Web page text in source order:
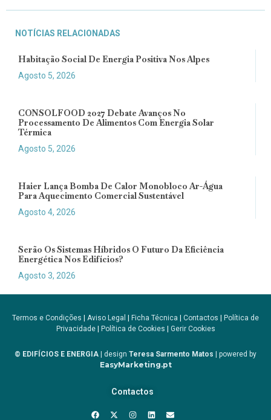
NOTÍCIAS RELACIONADAS
Habitação Social De Energia Positiva Nos Alpes
Agosto 5, 2026
CONSOLFOOD 2027 Debate Avanços No
Processamento De Alimentos Com Energia Solar
Térmica
Agosto 5, 2026
Haier Lança Bomba De Calor Monobloco Ar-Água
Para Aquecimento Comercial Sustentável
Agosto 4, 2026
Serão Os Sistemas Híbridos O Futuro Da Eficiência
Energética Nos Edifícios?
Agosto 3, 2026
Termos e Condições Aviso Legal Ficha Técnica Contactos
Política de
Privacidade| Política de Cookies Gerir Cookies
© EDIFÍCIOS E ENERGIA | design Teresa Sarmento Matos | powered by
EasyMarketing.pt
Contactos